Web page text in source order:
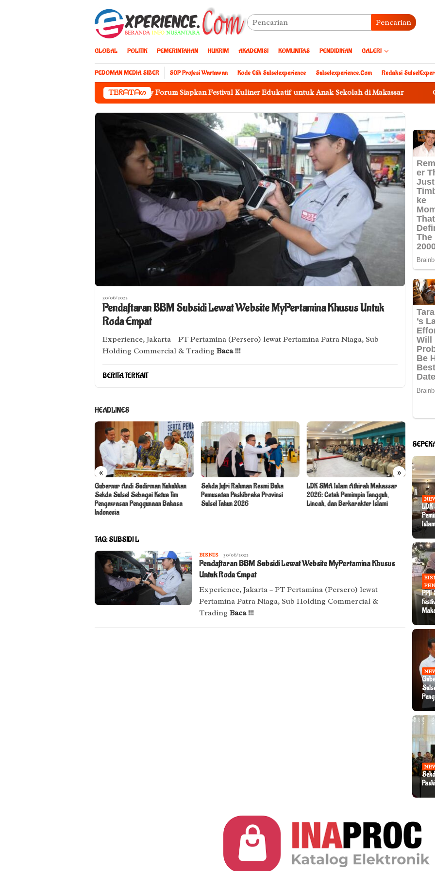
Pencarian
GLOBAL POLITIK PEMERINTAHAN HUKRIM AKADEMISI KOMUNITAS PENDIDIKAN GALERI
PEDOMAN MEDIA SIBER S0P Profesi Wartawan Kode Etik Sulselexperience Sulselexperience.com Redaksi
TEᖇᗩTᗩᔕ
PPJI Sulsel dan Muslim Friendly Forum Siapkan Festival Kuliner Edukatif untuk Anak Sekolah di Makassar Gubernur
30/06/2022
Pendaftaran BBM Subsidi Lewat Website MyPertamina Khusus Untuk
Roda Empat
Experience, Jakarta – PT Pertamina (Persero) lewat Pertamina Patra Niaga, Sub
Holding Commercial & Trading Baca !!!
BERITA TERKAIT
HEADLINES
« »
Gubernur Andi Sudirman Kukuhkan
Sekda Sulsel Sebagai Ketua Tim
Pengawasan Penggunaan Bahasa
Indonesia
Sekda Jufri Rahman Resmi Buka
Pemusatan Paskibraka Provinsi
Sulsel Tahun 2026
LDK SMA Islam Athirah Makassar
2026: Cetak Pemimpin Tangguh,
Lincah, dan Berkarakter Islami
Sekda
Perkuat
bagi
TAG:SUBSIDI L
BISNIS
Dg.
Nai
30/06/2022
Pendaftaran BBM Subsidi Lewat Website MyPertamina Khusus
Untuk Roda Empat
Experience, Jakarta – PT Pertamina (Persero) lewat
Pertamina Patra Niaga, Sub Holding Commercial &
Trading Baca !!!